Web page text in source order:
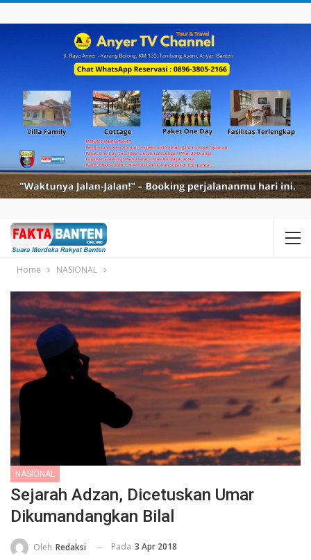
Home NASIONAL
NASIONAL
Sejarah Adzan, Dicetuskan Umar
Dikumandangkan Bilal
Oleh Redaksi Pada 3 Apr 2018